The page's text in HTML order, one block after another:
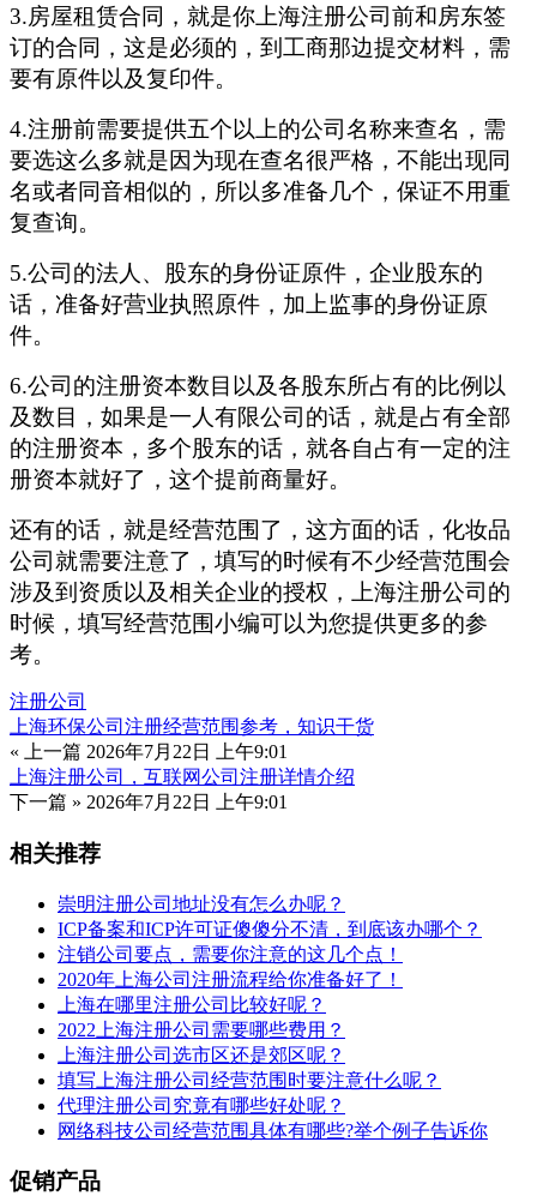
3.房屋租赁合同，就是你上海注册公司前和房东签
订的合同，这是必须的，到工商那边提交材料，需
要有原件以及复印件。
4.注册前需要提供五个以上的公司名称来查名，需
要选这么多就是因为现在查名很严格，不能出现同
名或者同音相似的，所以多准备几个，保证不用重
复查询。
5.公司的法人、股东的身份证原件，企业股东的
话，准备好营业执照原件，加上监事的身份证原
件。
6.公司的注册资本数目以及各股东所占有的比例以
及数目，如果是一人有限公司的话，就是占有全部
的注册资本，多个股东的话，就各自占有一定的注
册资本就好了，这个提前商量好。
还有的话，就是经营范围了，这方面的话，化妆品
公司就需要注意了，填写的时候有不少经营范围会
涉及到资质以及相关企业的授权，上海注册公司的
时候，填写经营范围小编可以为您提供更多的参
考。
注册公司
上海环保公司注册经营范围参考，知识干货
« 上一篇 2026年7月22日 上午9:01
上海注册公司，互联网公司注册详情介绍
下一篇 » 2026年7月22日 上午9:01
相关推荐
崇明注册公司地址没有怎么办呢？
ICP备案和ICP许可证傻傻分不清，到底该办哪个？
注销公司要点，需要你注意的这几个点！
2020年上海公司注册流程给你准备好了！
上海在哪里注册公司比较好呢？
2022上海注册公司需要哪些费用？
上海注册公司选市区还是郊区呢？
填写上海注册公司经营范围时要注意什么呢？
代理注册公司究竟有哪些好处呢？
网络科技公司经营范围具体有哪些?举个例子告诉你
促销产品